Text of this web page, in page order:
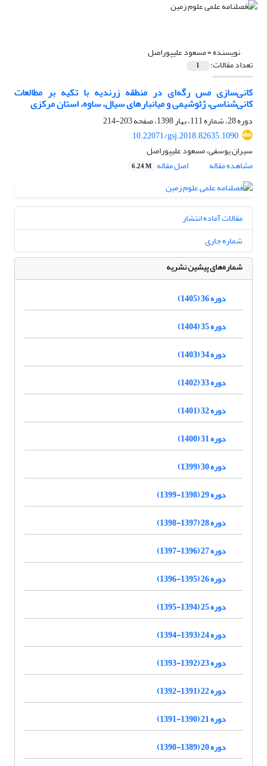
نویسنده =مسعود علیپوراصل
تعداد مقالات: 1
کانی‌سازی مس رگه‌ای در منطقه‌ زرندیه با تکیه بر مطالعات
کانی‌شناسی، ژئوشیمی و میانبارهای سیال، ساوه، استان مرکزی
دوره 28، شماره 111، بهار 1398، صفحه
203-214
10.22071/gsj.2018.82635.1090
سیران یوسفی، مسعود علیپوراصل
مشاهده مقاله
اصل مقاله 6.24 M
مقالات آماده انتشار
شماره جاری
شماره‌های پیشین نشریه
دوره 36 (1405)
دوره 35 (1404)
دوره 34 (1403)
دوره 33 (1402)
دوره 32 (1401)
دوره 31 (1400)
دوره 30 (1399)
دوره 29 (1398-1399)
دوره 28 (1397-1398)
دوره 27 (1396-1397)
دوره 26 (1395-1396)
دوره 25 (1394-1395)
دوره 24 (1393-1394)
دوره 23 (1392-1393)
دوره 22 (1391-1392)
دوره 21 (1390-1391)
دوره 20 (1389-1390)